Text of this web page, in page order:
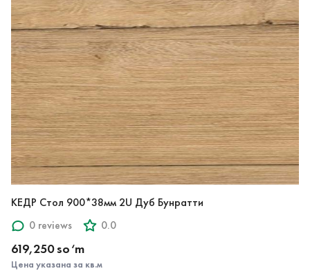
КЕДР Стол 900*38мм 2U Дуб Бунратти
0 reviews
0.0
619,250 so‘m
Цена указана за кв.м